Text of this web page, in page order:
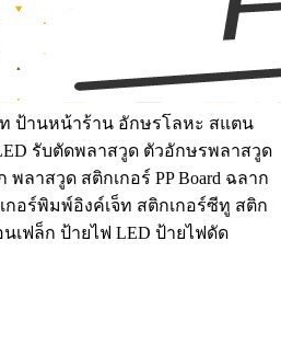
ป้านหน้าร้าน อักษรโลหะ สแตน
รับตัดพลาสวูด ตัวอักษรพลาสวูด
ลาสวูด สติกเกอร์ PP Board ฉลาก
กอร์พิมพ์อิงค์เจ็ท สติกเกอร์ซีทู สติก
เฟล็ก ป้ายไฟ LED ป้ายไฟดัด